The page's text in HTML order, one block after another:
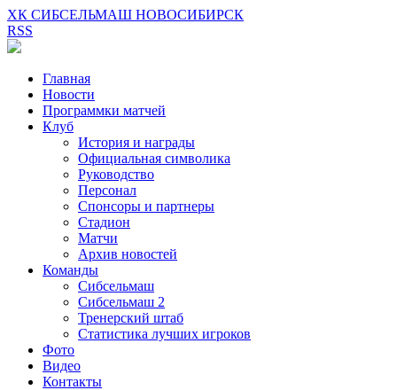
ХК СИБСЕЛЬМАШ НОВОСИБИРСК
RSS
Главная
Новости
Программки матчей
Клуб
История и награды
Официальная символика
Руководство
Персонал
Спонсоры и партнеры
Стадион
Матчи
Архив новостей
Команды
Сибсельмаш
Сибсельмаш 2
Тренерский штаб
Статистика лучших игроков
Фото
Видео
Контакты